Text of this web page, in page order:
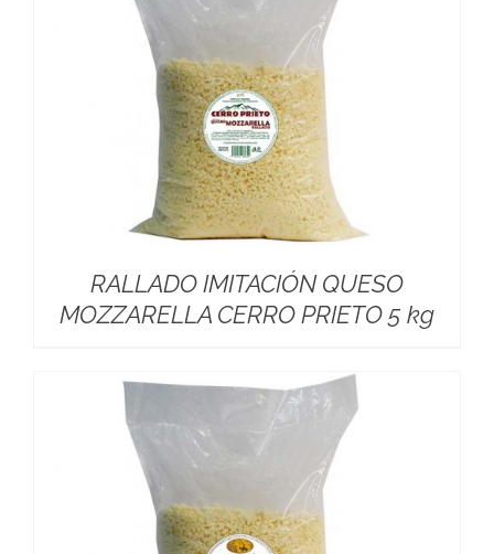
RALLADO IMITACIÓN QUESO
MOZZARELLA CERRO PRIETO 5 kg